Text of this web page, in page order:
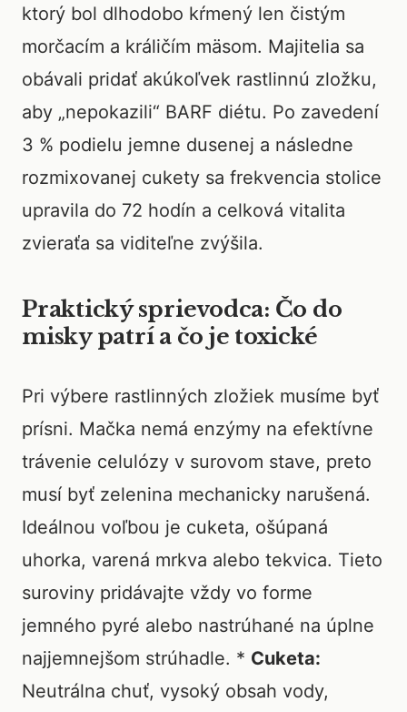
ktorý bol dlhodobo kŕmený len čistým
morčacím a králičím mäsom. Majitelia sa
obávali pridať akúkoľvek rastlinnú zložku,
aby „nepokazili“ BARF diétu. Po zavedení
3 % podielu jemne dusenej a následne
rozmixovanej cukety sa frekvencia stolice
upravila do 72 hodín a celková vitalita
zvieraťa sa viditeľne zvýšila.
Praktický sprievodca: Čo do
misky patrí a čo je toxické
Pri výbere rastlinných zložiek musíme byť
prísni. Mačka nemá enzýmy na efektívne
trávenie celulózy v surovom stave, preto
musí byť zelenina mechanicky narušená.
Ideálnou voľbou je cuketa, ošúpaná
uhorka, varená mrkva alebo tekvica. Tieto
suroviny pridávajte vždy vo forme
jemného pyré alebo nastrúhané na úplne
najjemnejšom strúhadle. * Cuketa:
Neutrálna chuť, vysoký obsah vody,